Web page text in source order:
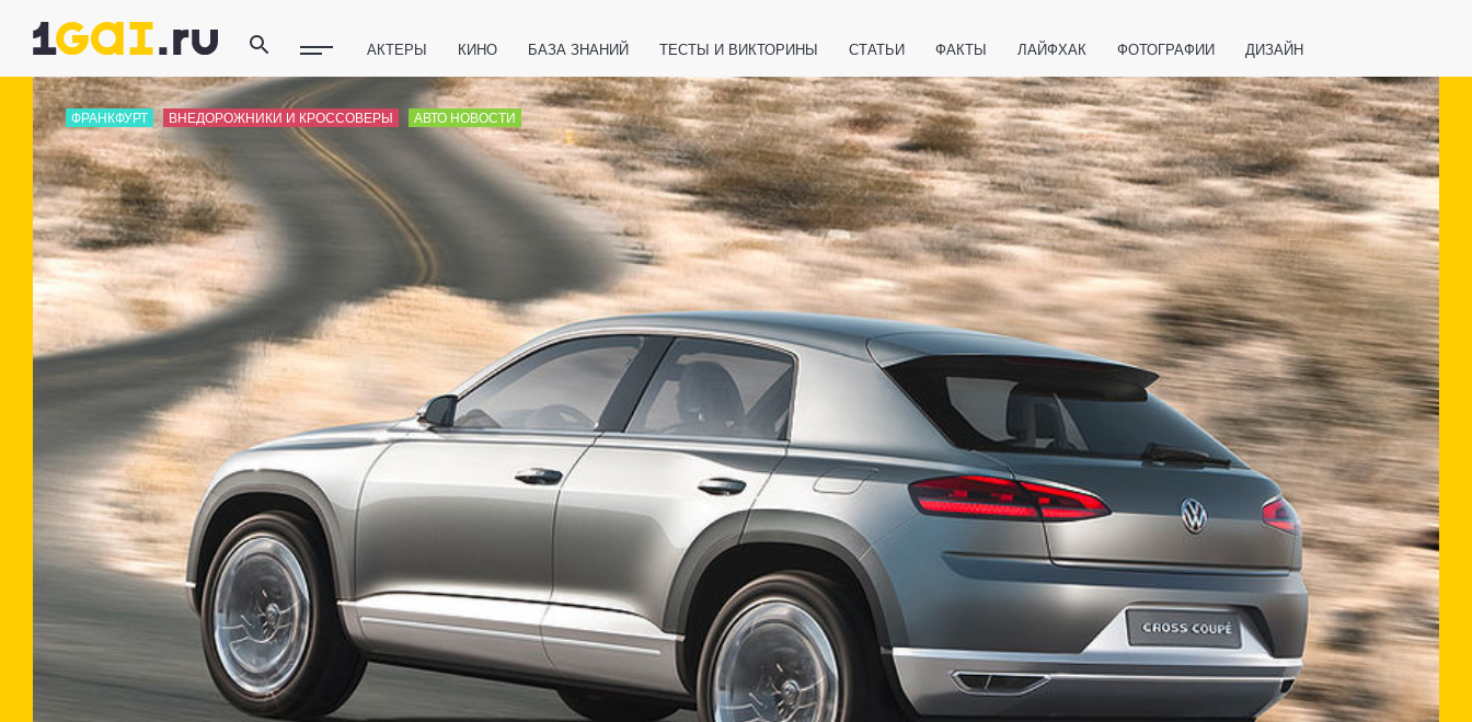
АКТЕРЫ КИНО БАЗА ЗНАНИЙ ТЕСТЫ И ВИКТОРИНЫ СТАТЬИ ФАКТЫ ЛАЙФХАК ФОТОГРАФИИ ДИЗАЙН
ПОЛЕЗНЫЕ СОВЕТЫ ЖИВОТНЫЕ ПОЛЕЗНО ЗНАТЬ ЗАКОНОДАТЕЛЬСТВО ВАЖНО ЗНАТЬ СПОРТ СМАРТФОНЫ ПОЛЕЗНОЕ
ФИТНЕС ТЕХНОЛОГИИ
ФРАНКФУРТ ВНЕДОРОЖНИКИ И КРОССОВЕРЫ АВТО НОВОСТИ